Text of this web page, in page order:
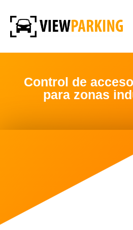
Control de
para zonas